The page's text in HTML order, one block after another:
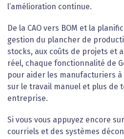
l’amélioration continue.
De la CAO vers BOM et la
gestion du plancher de
stocks, aux coûts de projets et
réel, chaque fonctionnalité de
pour aider les manufacturiers
sur le travail manuel et plus de
entreprise.
Si vous vous appuyez encore
courriels et des systèmes